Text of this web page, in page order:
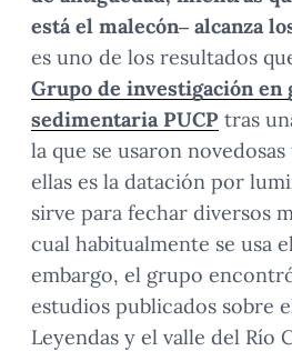
está el malecón– alcanza
es uno de los resultados
Grupo de investigación en
sedimentaria PUCP tras
la que se usaron
ellas es la datación por
sirve para fechar diversos
cual habitualmente se usa
embargo, el grupo
estudios publicados sobre
Leyendas y el valle del Río